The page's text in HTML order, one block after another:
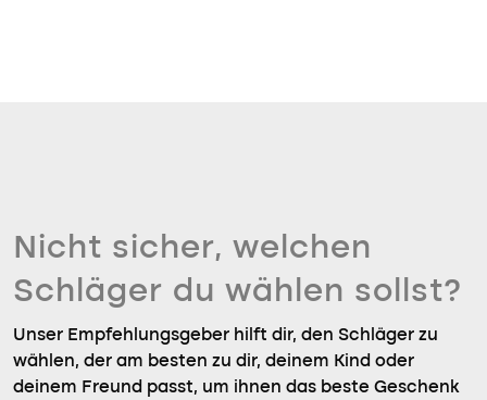
Nicht sicher, welchen
Schläger du wählen sollst?
Unser Empfehlungsgeber hilft dir, den Schläger zu
wählen, der am besten zu dir, deinem Kind oder
deinem Freund passt, um ihnen das beste Geschenk